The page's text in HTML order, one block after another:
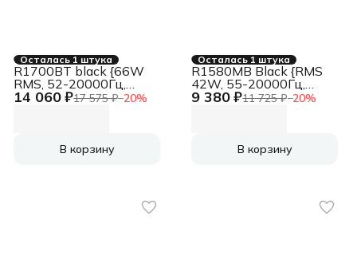
Осталась 1 штука
14 060 ₽17 575 ₽−20%
R1700BT black {66W
RMS, 52-20000Гц,
дерево, пульт ДУ,
В корзину
Осталась 1 штука
9 380 ₽11 725 ₽−20%
R1580MB Black {RMS
42W, 55-20000Гц,
дерево, пульт ДУ,
В корзину